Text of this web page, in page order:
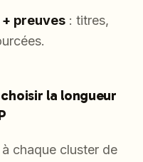
preuves : titres,
la longueur
chaque cluster de